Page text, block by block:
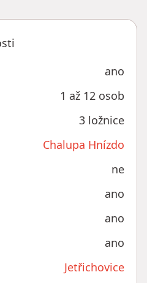
ano
1 až 12 osob
3 ložnice
Chalupa Hnízdo
ne
ano
ano
ano
Jetřichovice